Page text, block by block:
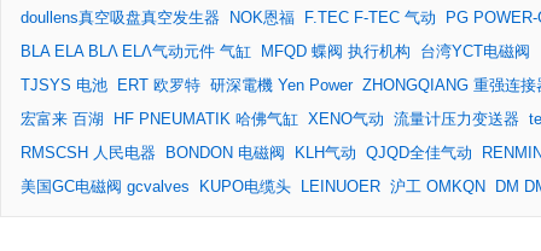
doullens真空吸盘真空发生器
NOK恩福 F.TEC F-TEC 气动
PG
BLA ELA BLΛ ELΛ气动元件 气缸
MFQD 蝶阀 执行机构 台湾YCT电磁阀
TJSYS 电池
ERT 欧罗特 研深電機 Yen Power ZHONGQIANG 重强连接
宏富来 百湖
HF PNEUMATIK 哈佛气缸 XENO气动 流量计压力变送器
RMSCSH 人民电器
BONDON 电磁阀 KLH气动 QJQD全佳气动
美国GC电磁阀 gcvalves
KUPO电缆头 LEINUOER 沪工 OMKQN DM